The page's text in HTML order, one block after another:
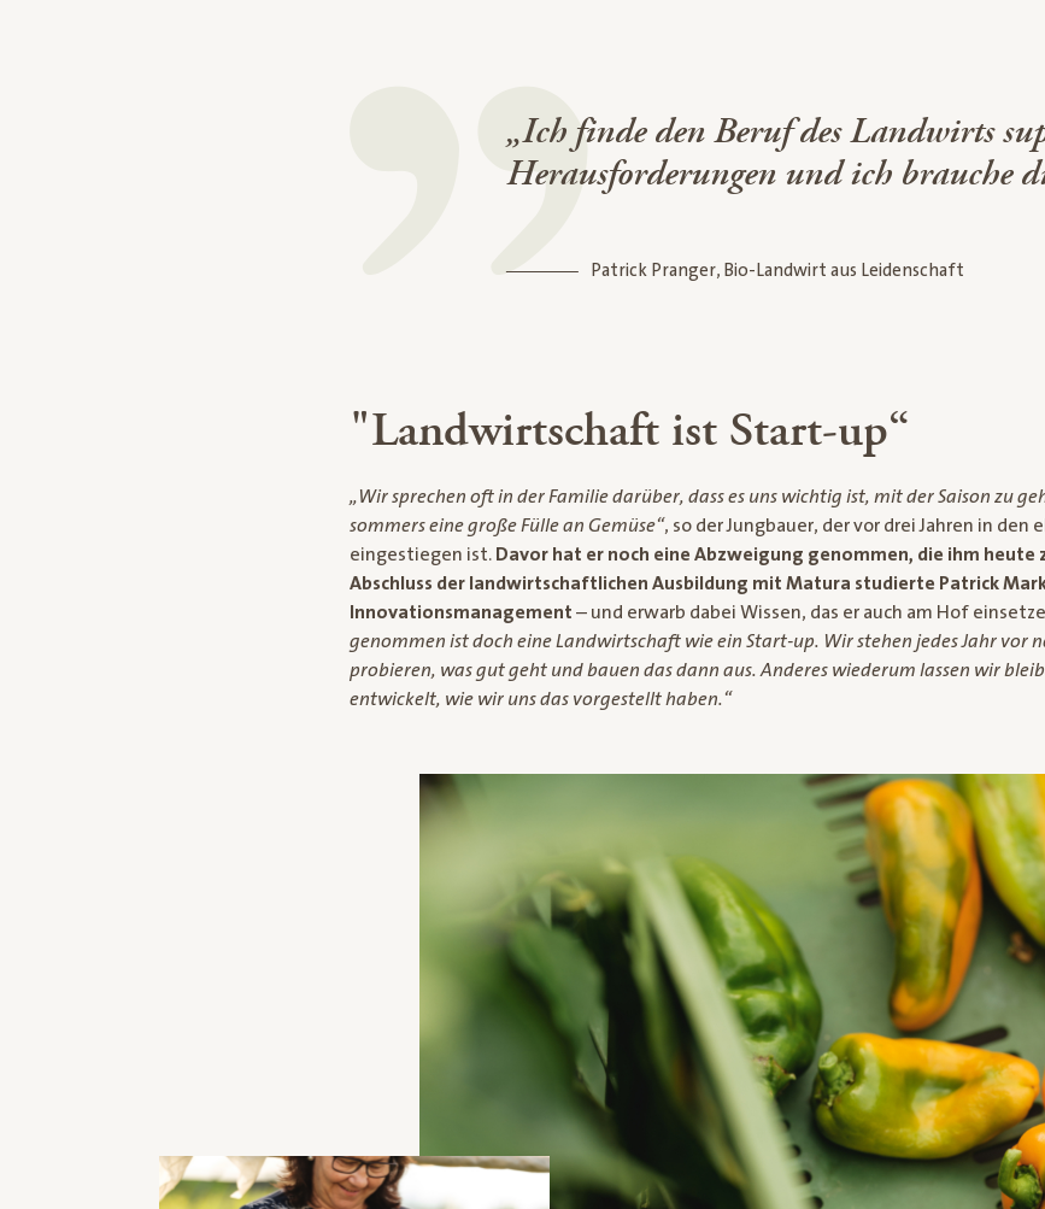
„Ich finde den Beruf des Landwirts
Herausforderungen und ich brauche
Patrick Pranger, Bio-Landwirt aus Leidenschaft
"Landwirtschaft ist Start-up“
„Wir sprechen oft in der Familie darüber, dass es uns wichtig ist, mit der Saison zu
sommers eine große Fülle an Gemüse“, so der Jungbauer, der vor drei Jahren in den
eingestiegen ist. Davor hat er noch eine Abzweigung genommen, die ihm
Abschluss der landwirtschaftlichen Ausbildung mit Matura studierte Patrick
Innovationsmanagement – und erwarb dabei Wissen, das er auch am Hof
genommen ist doch eine Landwirtschaft wie ein Start-up. Wir stehen jedes Jahr vor
probieren, was gut geht und bauen das dann aus. Anderes wiederum lassen wir
entwickelt, wie wir uns das vorgestellt haben.“